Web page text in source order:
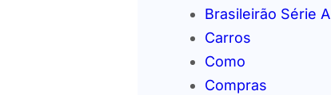
Brasileirão Série A
Carros
Como
Compras